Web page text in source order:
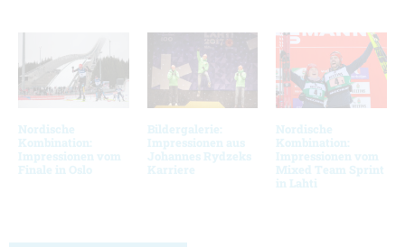
Nordische
Kombination:
Impressionen vom
Finale in Oslo
Bildergalerie:
Impressionen aus
Johannes Rydzeks
Karriere
Nordische
Kombination:
Impressionen vom
Mixed Team Sprint
in Lahti